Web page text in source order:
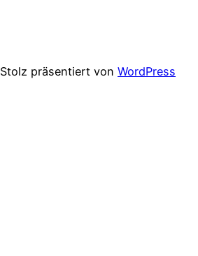
Stolz präsentiert von WordPress